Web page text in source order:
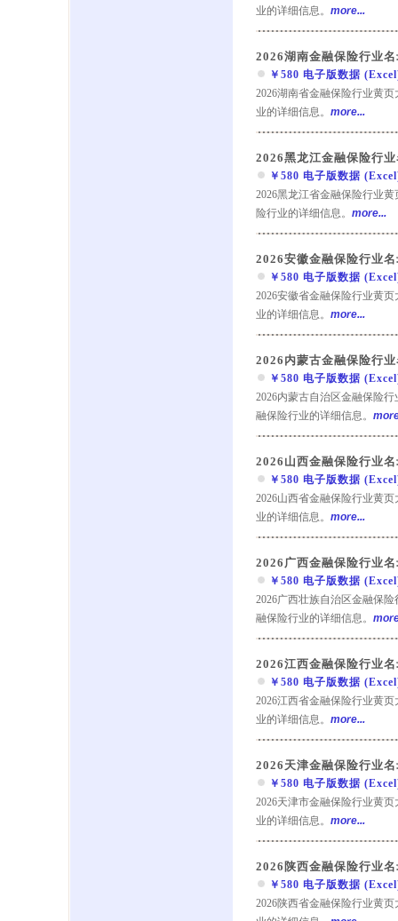
业的详细信息。 more...
2026湖南金融保险行业名
￥580 电子版数据
2026湖南省金融保险行业黄
业的详细信息。 more...
2026黑龙江金融保险行
￥580 电子版数据
2026黑龙江省金融保险行业
险行业的详细信息。 more...
2026安徽金融保险行业名
￥580 电子版数据
2026安徽省金融保险行业黄
业的详细信息。 more...
2026内蒙古金融保险行
￥580 电子版数据
2026内蒙古自治区金融保险
融保险行业的详细信息。
2026山西金融保险行业名
￥580 电子版数据
2026山西省金融保险行业黄
业的详细信息。 more...
2026广西金融保险行业名
￥580 电子版数据
2026广西壮族自治区金融保
融保险行业的详细信息。
2026江西金融保险行业名
￥580 电子版数据
2026江西省金融保险行业黄
业的详细信息。 more...
2026天津金融保险行业名
￥580 电子版数据
2026天津市金融保险行业黄
业的详细信息。 more...
2026陕西金融保险行业名
￥580 电子版数据
2026陕西省金融保险行业黄